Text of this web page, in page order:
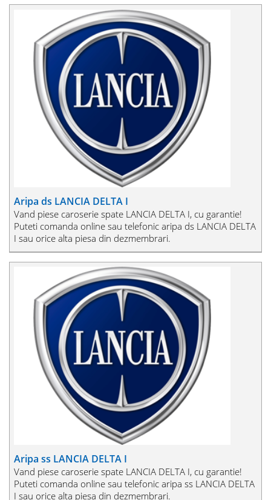
Aripa ds LANCIA DELTA I
Vand piese caroserie spate LANCIA DELTA I, cu garantie!
Puteti comanda online sau telefonic aripa ds LANCIA DELTA
I sau orice alta piesa din dezmembrari.
Aripa ss LANCIA DELTA I
Vand piese caroserie spate LANCIA DELTA I, cu garantie!
Puteti comanda online sau telefonic aripa ss LANCIA DELTA
I sau orice alta piesa din dezmembrari.